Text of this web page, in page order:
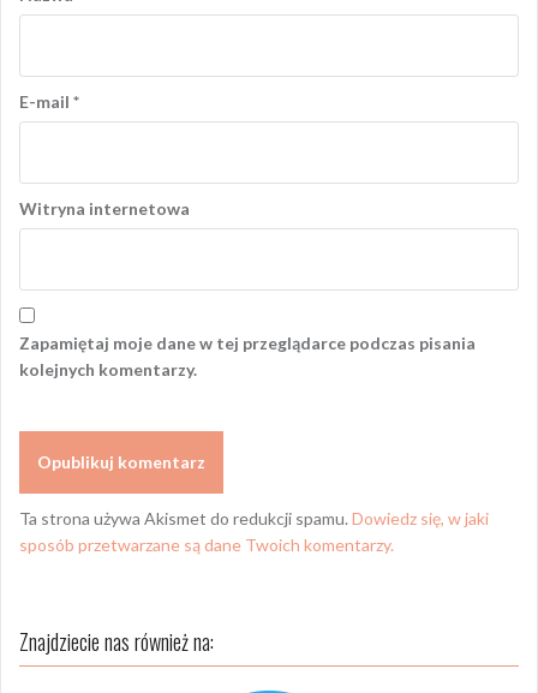
E-mail *
Witryna internetowa
Zapamiętaj moje dane w tej przeglądarce podczas pisania
kolejnych komentarzy.
Ta strona używa Akismet do redukcji spamu. Dowiedz się, w jaki
sposób przetwarzane są dane Twoich komentarzy.
Znajdziecie nas również na: